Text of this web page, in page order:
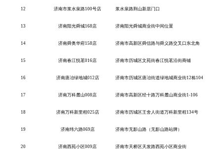
12 济南市浆水泉路100号店 浆水泉路荆山新居门口
13 济南阳光舜城168店 济南阳光舜城商业街中间位置
14 济南舜奥华府158店 济南市高新区舜信路与舜义路交叉口东北角
15 济南春江悦茗016店 济南市历城区文苑街春江悦茗沿街商铺
16 济南唐冶绿地城012店 济南市历城区唐冶街道绿地城商业街12栋104
17 济南万科麓山008店 济南市高新区经十路万科麓山商业街1-106
18 济南万科新里程025店 济南市历城区王舍人街道万科新里程 134号
19 济南纬六路069店 济南市无影山路（无影山路站牌）
20 济南西苑小区009店 济南市天桥区天发路西苑小区商业街